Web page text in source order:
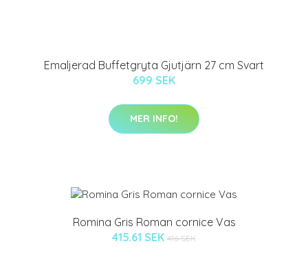
Emaljerad Buffetgryta Gjutjärn 27 cm Svart
699 SEK
MER INFO!
Romina Gris Roman cornice Vas
415.61 SEK 416 SEK